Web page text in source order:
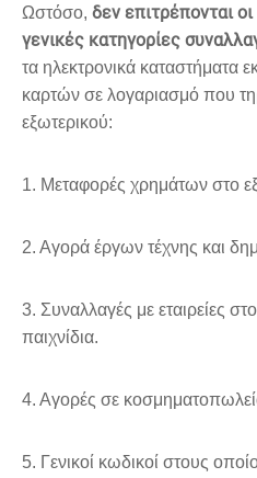
Ωστόσο, δεν επιτρέπονται
γενικές κατηγορίες
τα ηλεκτρονικά καταστήματα
καρτών σε λογαριασμό που
εξωτερικού:
1. Μεταφορές χρημάτων στο
2. Αγορά έργων τέχνης και
3. Συναλλαγές με εταιρείες
παιχνίδια.
4. Αγορές σε
5. Γενικοί κωδικοί στους